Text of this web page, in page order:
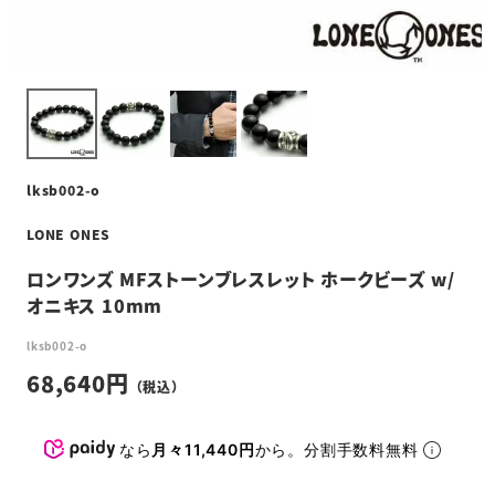
lksb002-o
LONE ONES
ロンワンズ MFストーンブレスレット ホークビーズ w/
オニキス 10mm
lksb002-o
68,640
なら 月々11,440円から。分割手数料無料